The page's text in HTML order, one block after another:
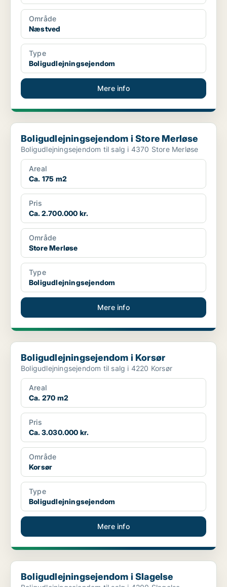
Område
Næstved
Type
Boligudlejningsejendom
Mere info
Boligudlejningsejendom i Store Merløse
Boligudlejningsejendom i Store Merløse
Boligudlejningsejendom til salg i 4370 Store Merløse
Areal
Ca. 175 m2
Pris
Ca. 2.700.000 kr.
Område
Store Merløse
Type
Boligudlejningsejendom
Mere info
Boligudlejningsejendom i Korsør
Boligudlejningsejendom i Korsør
Boligudlejningsejendom til salg i 4220 Korsør
Areal
Ca. 270 m2
Pris
Ca. 3.030.000 kr.
Område
Korsør
Type
Boligudlejningsejendom
Mere info
Boligudlejningsejendom i Slagelse
Boligudlejningsejendom i Slagelse